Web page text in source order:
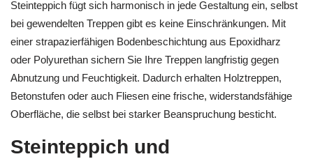
Steinteppich fügt sich harmonisch in jede Gestaltung ein, selbst
bei gewendelten Treppen gibt es keine Einschränkungen. Mit
einer strapazierfähigen Bodenbeschichtung aus Epoxidharz
oder Polyurethan sichern Sie Ihre Treppen langfristig gegen
Abnutzung und Feuchtigkeit. Dadurch erhalten Holztreppen,
Betonstufen oder auch Fliesen eine frische, widerstandsfähige
Oberfläche, die selbst bei starker Beanspruchung besticht.
Steinteppich und